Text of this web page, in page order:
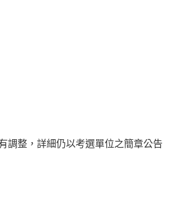
調整，詳細仍以考選單位之簡章公告